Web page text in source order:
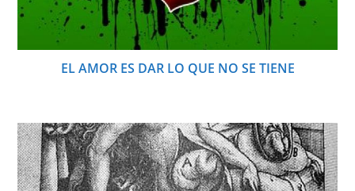
EL AMOR ES DAR LO QUE NO SE TIENE